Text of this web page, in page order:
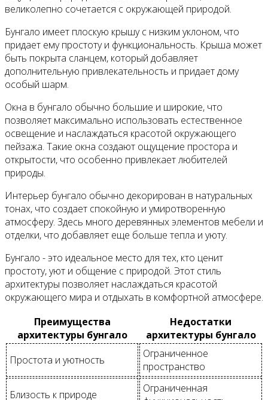
великолепно сочетается с окружающей природой.
Бунгало имеет плоскую крышу с низким уклоном, что
придает ему простоту и функциональность. Крыша может
быть покрыта сланцем, который добавляет
дополнительную привлекательность и придает дому
особый шарм.
Окна в бунгало обычно большие и широкие, что
позволяет максимально использовать естественное
освещение и наслаждаться красотой окружающего
пейзажа. Такие окна создают ощущение простора и
открытости, что особенно привлекает любителей
природы.
Интерьер бунгало обычно декорирован в натуральных
тонах, что создает спокойную и умиротворенную
атмосферу. Здесь много деревянных элементов мебели и
отделки, что добавляет еще больше тепла и уюту.
Бунгало - это идеальное место для тех, кто ценит
простоту, уют и общение с природой. Этот стиль
архитектуры позволяет наслаждаться красотой
окружающего мира и отдыхать в комфортной атмосфере.
Преимущества
архитектуры бунгало
Недостатки
архитектуры бунгало
Простота и уютность
Ограниченное
пространство
Близость к природе
Ограниченная